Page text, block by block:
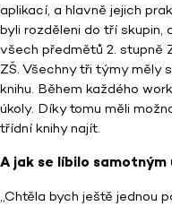
aplikací, a hlavně jejich
byli rozděleni do tří skupin,
všech předmětů 2. stupně
ZŠ. Všechny tři týmy měly
knihu. Během každého
úkoly. Díky tomu měli
třídní knihy najít.
A jak se líbilo samotným
„Chtěla bych ještě jednou